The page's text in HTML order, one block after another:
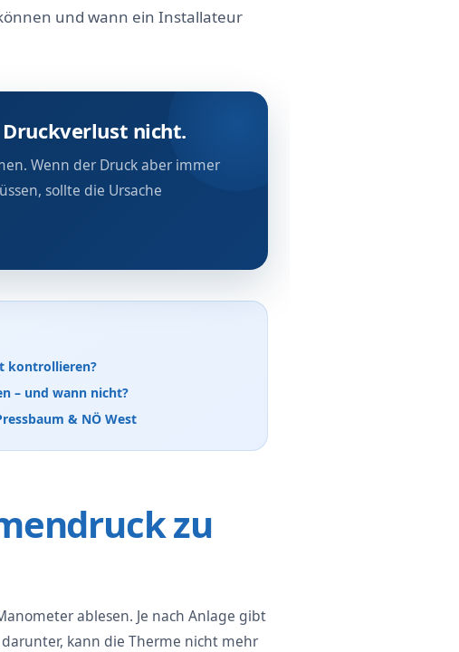
und wann ein Installateur
nicht.
Wenn der Druck aber immer
sollte die Ursache
kontrollieren?
– und wann nicht?
& NÖ West
zu
ablesen. Je nach Anlage gibt
kann die Therme nicht mehr